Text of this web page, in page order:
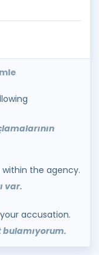
the agency.
var.
accusation.
bulamıyorum.